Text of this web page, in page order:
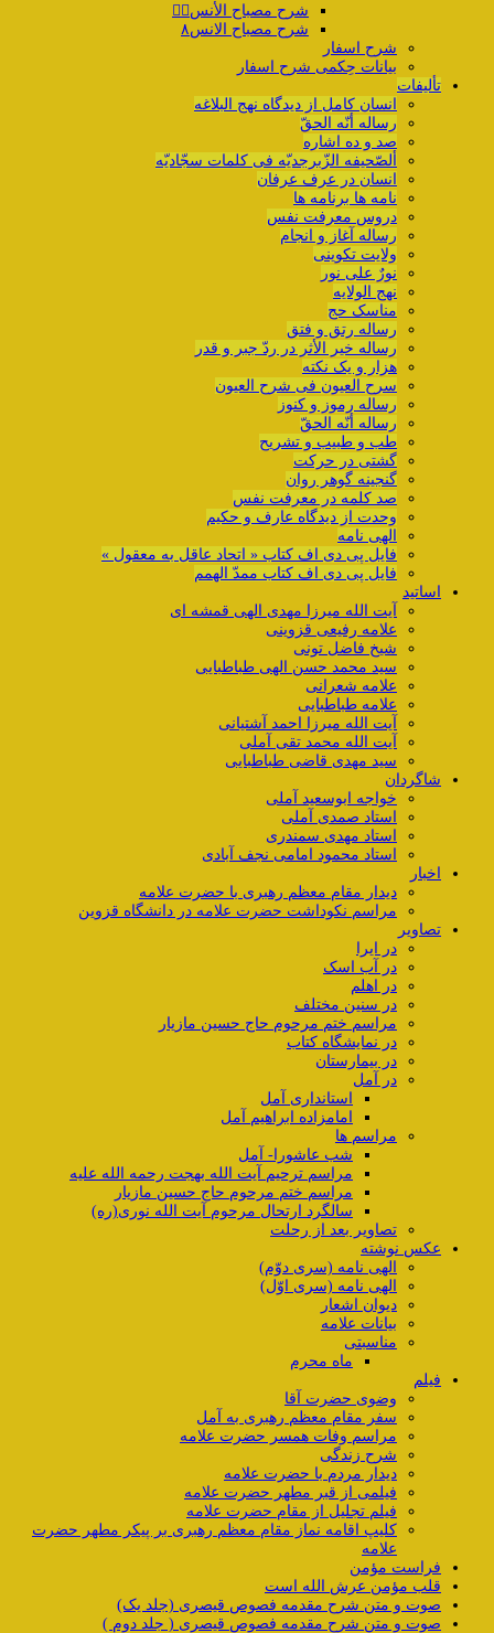
شرح مصباح الأنس۷️⃣
شرح مصباح الانس۸
شرح اسفار
بیانات حِکمی شرح اسفار
تألیفات
انسان کامل از دیدگاه نهج البلاغه
رساله أنّه الحقّ
صد و ده اشاره
ألصّحیفه الزّبرجدیّه فی کلمات سجّادیّه
انسان در عرف عرفان
نامه ها برنامه ها
دروس معرفت نفس
رساله آغاز و انجام
ولایت تکوینی
نورٌ علی نور
نهج الولایه
مناسک حج
رساله رتق و فتق
رساله خیر الأثر در ردّ جبر و قدر
هزار و یک نکته
سرح العیون فی شرح العیون
رساله رموز و کنوز
رساله أنّه الحقّ
طب و طبیب و تشریح
گشتی در حرکت
گنجینه گوهر روان
صد کلمه در معرفت نفس
وحدت از دیدگاه عارف و حکیم
الهی نامه
فایل پی دی اف کتاب « اتحاد عاقل به معقول »
فایل پی دی اف کتاب ممدّ الهمم
اساتید
آیت الله میرزا مهدی الهی قمشه ای
علامه رفیعی قزوینی
شیخ فاضل تونی
سید محمد حسن الهی طباطبایی
علامه شعرانی
علامه طباطبایی
آیت الله میرزا احمد آشتیانی
آیت الله محمد تقی آملی
سید مهدی قاضی طباطبایی
شاگردان
خواجه ابوسعید آملی
استاد صمدی آملی
استاد مهدی سمندری
استاد محمود امامی نجف آبادی
اخبار
دیدار مقام معظم رهبری با حضرت علامه
مراسم نکوداشت حضرت علامه در دانشگاه قزوین
تصاویر
در ایرا
در آب اسک
در اهلم
در سنین مختلف
مراسم ختم مرحوم حاج حسین مازیار
در نمایشگاه کتاب
در بیمارستان
در آمل
استانداری آمل
امامزاده ابراهیم آمل
مراسم ها
شب عاشورا- آمل
مراسم ترحیم آیت الله بهجت رحمه الله علیه
مراسم ختم مرحوم حاج حسین مازیار
سالگرد ارتحال مرحوم آیت الله نوری(ره)
تصاویر بعد از رحلت
عکس نوشته
الهی نامه (سری دوّم)
الهی نامه (سری اوّل)
دیوان اشعار
بیانات علامه
مناسبتی
ماه محرم
فیلم
وضوی حضرت آقا
سفر مقام معظم رهبری به آمل
مراسم وفات همسر حضرت علامه
شرح زندگی
دیدار مردم با حضرت علامه
فیلمی از قبر مطهر حضرت علامه
فیلم تجلیل از مقام حضرت علامه
کلیپ اقامه نماز مقام معظم رهبری بر پیکر مطهر حضرت
علامه
فراست مؤمن
قلب مؤمن عرش الله است
صوت و متن شرح مقدمه فصوص قیصری (جلد یک)
صوت و متن شرح مقدمه فصوص قیصری ( جلد دوم )